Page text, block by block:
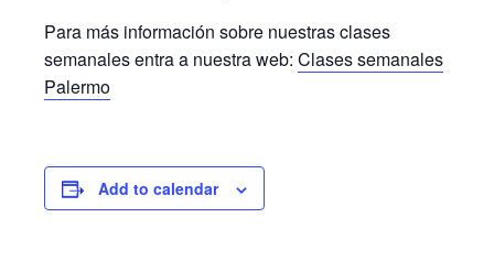
Para más información sobre nuestras clases
semanales entra a nuestra web: Clases semanales
Palermo
Add to calendar